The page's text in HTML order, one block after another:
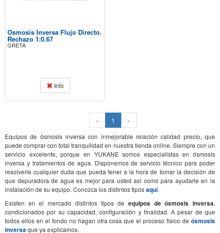
Osmosis Inversa Flujo Directo.
Rechazo 1:0.67
GRETA
Info
« 1 (current)
»
Equipos de ósmosis inversa con inmejorable relación calidad precio, que
puede comprar con total tranquilidad en nuestra tienda online. Siempre con un
servicio excelente, porque en YUKANE somos especialistas en ósmosis
inversa y tratamientos de agua. Disponemos de servicio técnico para poder
resolverle cualquier duda que pueda tener a la hora de tomar la decisión de
que depuradora de agua es mejor para usted así como para ayudarle en la
instalación de su equipo. Conozca los distintos tiposaquí.
Existen en el mercado distintos tipos de equipos de ósmosis inversa,
condicionados por su capacidad, configuración y finalidad. A pesar de que
todos ellos en el fondo no hagan otra cosa que el proceso físico de ósmosis
inversaque ya explicamos.